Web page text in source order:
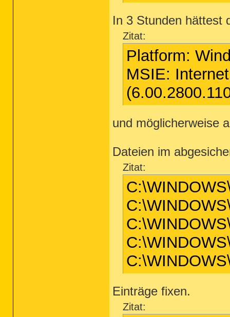
In 3 Stunden hättest
Zitat:
Platform:
MSIE:
und möglicherweise
Dateien im
Zitat:
Einträge fixen.
Zitat: